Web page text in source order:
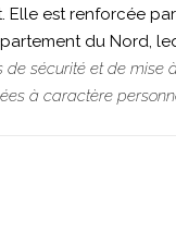
est renforcée
du Nord,
sécurité et de mise à
à caractère